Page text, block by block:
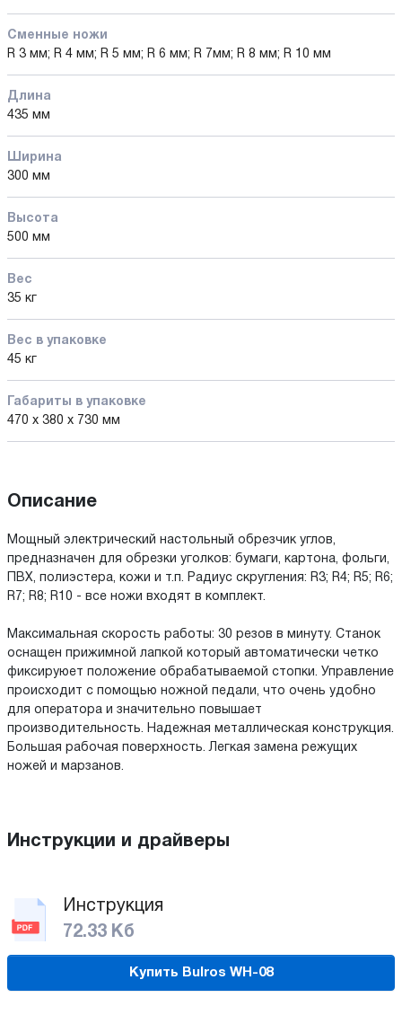
Сменные ножи
R 3 мм; R 4 мм; R 5 мм; R 6 мм; R 7мм; R 8 мм; R 10 мм
Длина
435 мм
Ширина
300 мм
Высота
500 мм
Вес
35 кг
Вес в упаковке
45 кг
Габариты в упаковке
470 x 380 x 730 мм
Описание
Мощный электрический настольный обрезчик углов,
предназначен для обрезки уголков: бумаги, картона, фольги,
ПВХ, полиэстера, кожи и т.п. Радиуc скругления: R3; R4; R5; R6;
R7; R8; R10 - все ножи входят в комплект.
Максимальная скорость работы: 30 резов в минуту. Станок
оснащен прижимной лапкой который автоматически четко
фиксируюет положение обрабатываемой стопки. Управление
происходит с помощью ножной педали, что очень удобно
для оператора и значительно повышает
производительность. Надежная металлическая конструкция.
Большая рабочая поверхность. Легкая замена режущих
ножей и марзанов.
Инструкции и драйверы
Инструкция
72.33 Кб
Купить Bulros WH-08